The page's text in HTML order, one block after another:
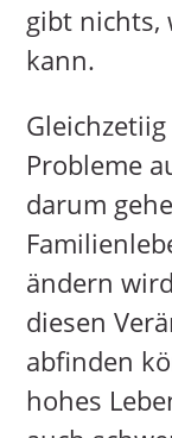
gibt nichts,
kann.
Probleme
darum
ändern
diesen
abfinden
hohes